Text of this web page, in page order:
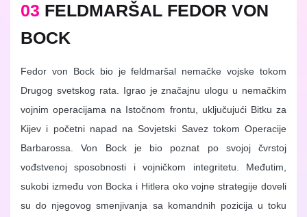
03 FELDMARŠAL FEDOR VON
BOCK
Fedor von Bock bio je feldmaršal nemačke vojske tokom
Drugog svetskog rata. Igrao je značajnu ulogu u nemačkim
vojnim operacijama na Istočnom frontu, uključujući Bitku za
Kijev i početni napad na Sovjetski Savez tokom Operacije
Barbarossa. Von Bock je bio poznat po svojoj čvrstoj
vođstvenoj sposobnosti i vojničkom integritetu. Međutim,
sukobi između von Bocka i Hitlera oko vojne strategije doveli
su do njegovog smenjivanja sa komandnih pozicija u toku